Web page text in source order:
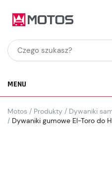
MENU
Motos / Produkty / Dywaniki
/ Dywaniki gumowe El-Toro do